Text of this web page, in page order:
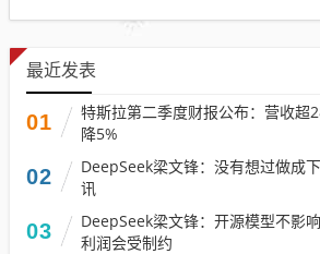
最近发表
01
特斯拉第二季度财报公布：营收超
降5%
02
DeepSeek梁文锋：没有想过做成
讯
03
DeepSeek梁文锋：开源模型不影
利润会受制约